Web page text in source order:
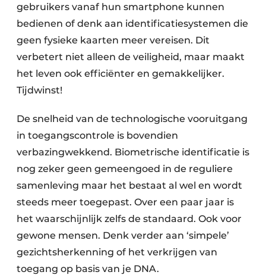
gebruikers vanaf hun smartphone kunnen
bedienen of denk aan identificatiesystemen die
geen fysieke kaarten meer vereisen. Dit
verbetert niet alleen de veiligheid, maar maakt
het leven ook efficiënter en gemakkelijker.
Tijdwinst!
De snelheid van de technologische vooruitgang
in toegangscontrole is bovendien
verbazingwekkend. Biometrische identificatie is
nog zeker geen gemeengoed in de reguliere
samenleving maar het bestaat al wel en wordt
steeds meer toegepast. Over een paar jaar is
het waarschijnlijk zelfs de standaard. Ook voor
gewone mensen. Denk verder aan ‘simpele’
gezichtsherkenning of het verkrijgen van
toegang op basis van je DNA.